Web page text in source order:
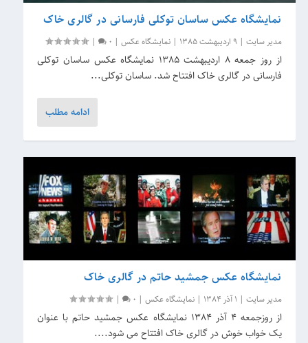
نمایشگاه عکس ساسان توکلی فارسانی در گالری خاک
مدیر سایت |9 اردیبهشت 1385 |نمایشگاه عکس |
0
|
از روز جمعه 8 اردیبهشت 1385 نمایشگاه عکس ساسان توکلی
فارسانی در گالری خاک افتتاح شد. ساسان توکلی...
ادامه مطلب
نمایشگاه عکس جمشید حاتم در گالری خاک
مدیر سایت | 1 آذر 1384 |نمایشگاه عکس |
0
|
از روزجمعه 4 آذر 1384 نمایشگاه عکس جمشید حاتم با عنوان
یک خواب خوش در گالری خاک افتتاح می شود....